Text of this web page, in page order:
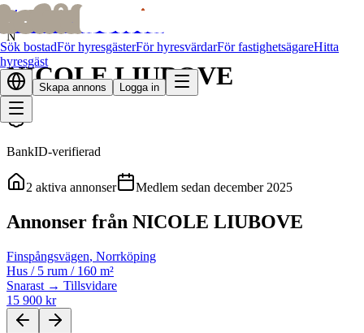
bofridbofrid
Sök bostadFör hyresgästerFör hyresvärdarFör fastighetsägareHitta
hyresgäst
Skapa annons Logga in
Alla hyresvärdar
N
NICOLE LIUBOVE
BankID-verifierad
2 aktiva annonser Medlem sedan december 2025
Annonser från NICOLE LIUBOVE
Finspångsvägen, Norrköping
Hus / 5 rum / 160 m²
Snarast → Tillsvidare
15 900 kr